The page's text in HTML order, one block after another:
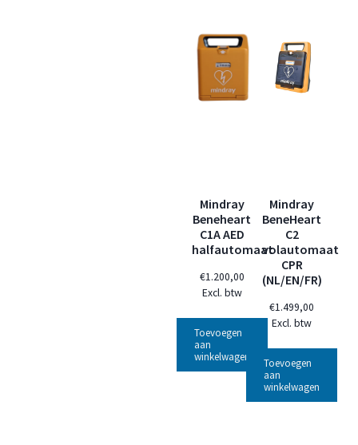
Mindray
Beneheart
C1A AED
halfautomaat
€1.200,00
Excl. btw
Toevoegen
aan
winkelwagen
Mindray
BeneHeart
C2
volautomaat
CPR
(NL/EN/FR)
€1.499,00
Excl. btw
Toevoegen
aan
winkelwagen